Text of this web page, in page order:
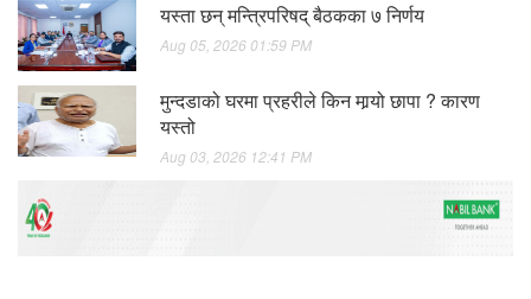
यस्ता छन् मन्त्रिपरिषद् बैठकका ७ निर्णय
Aug 05, 2026 01:59 PM
मुन्दडाको घरमा प्रहरीले किन मार्‍यो छापा ? कारण
यस्तो
Aug 03, 2026 12:41 PM